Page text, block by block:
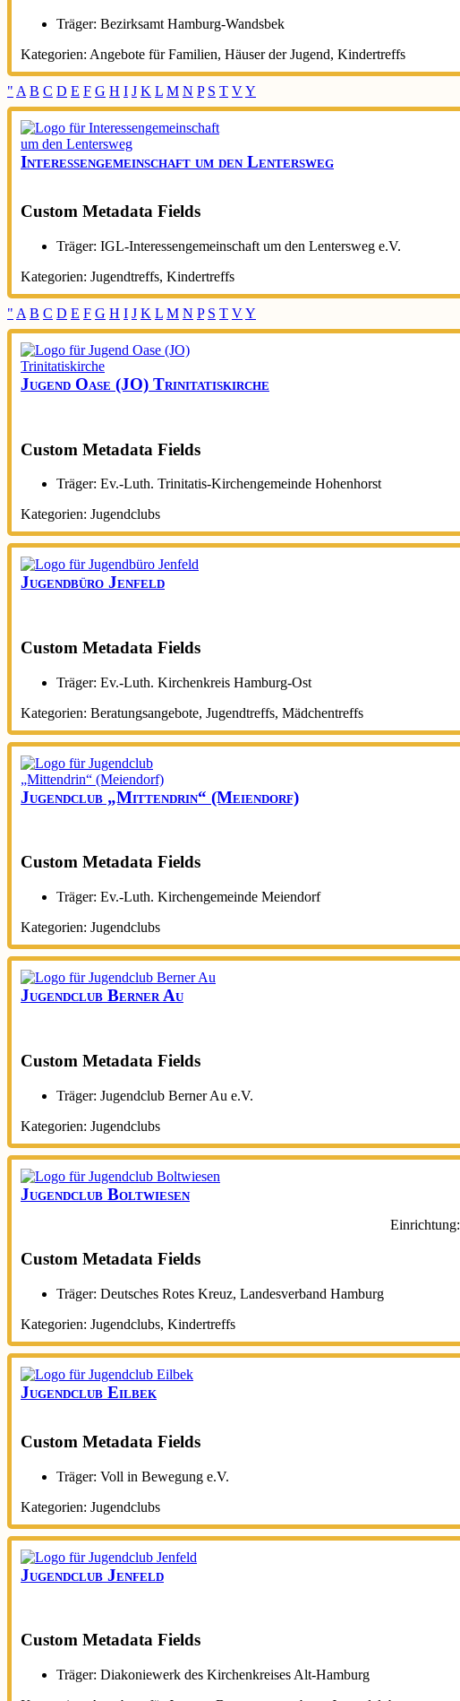
Träger: Bezirksamt Hamburg-Wandsbek
Kategorien: Angebote für Familien, Häuser der Jugend, Kindertreffs
" A B C D E F G H I J K L M N P S T VY
Interessengemeinschaft um den Lentersweg
Custom Metadata Fields
Träger: IGL-Interessengemeinschaft um den Lentersweg e.V.
Kategorien: Jugendtreffs, Kindertreffs
" A B C D E F G H I J K L M N P S T VY
Jugend Oase (JO) Trinitatiskirche
Custom Metadata Fields
Träger: Ev.-Luth. Trinitatis-Kirchengemeinde Hohenhorst
Kategorien: Jugendclubs
Jugendbüro Jenfeld
Custom Metadata Fields
Träger: Ev.-Luth. Kirchenkreis Hamburg-Ost
Kategorien: Beratungsangebote, Jugendtreffs, Mädchentreffs
Jugendclub „Mittendrin“ (Meiendorf)
Custom Metadata Fields
Träger: Ev.-Luth. Kirchengemeinde Meiendorf
Kategorien: Jugendclubs
Jugendclub Berner Au
Custom Metadata Fields
Träger: Jugendclub Berner Au e.V.
Kategorien: Jugendclubs
Jugendclub Boltwiesen
Einrichtung:
Custom Metadata Fields
Träger: Deutsches Rotes Kreuz, Landesverband Hamburg
Kategorien: Jugendclubs, Kindertreffs
Jugendclub Eilbek
Custom Metadata Fields
Träger: Voll in Bewegung e.V.
Kategorien: Jugendclubs
Jugendclub Jenfeld
Custom Metadata Fields
Träger: Diakoniewerk des Kirchenkreises Alt-Hamburg